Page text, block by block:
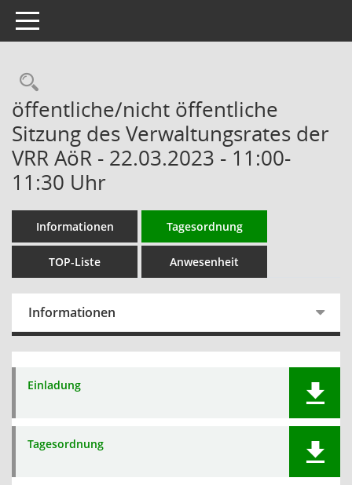
Toggle navigation
Rechercheauswahl
öffentliche/nicht öffentliche
Sitzung des Verwaltungsrates der
VRR AöR - 22.03.2023 - 11:00-
11:30 Uhr
Informationen Tagesordnung
TOP-Liste Anwesenheit
Informationen
Einladung
Tagesordnung